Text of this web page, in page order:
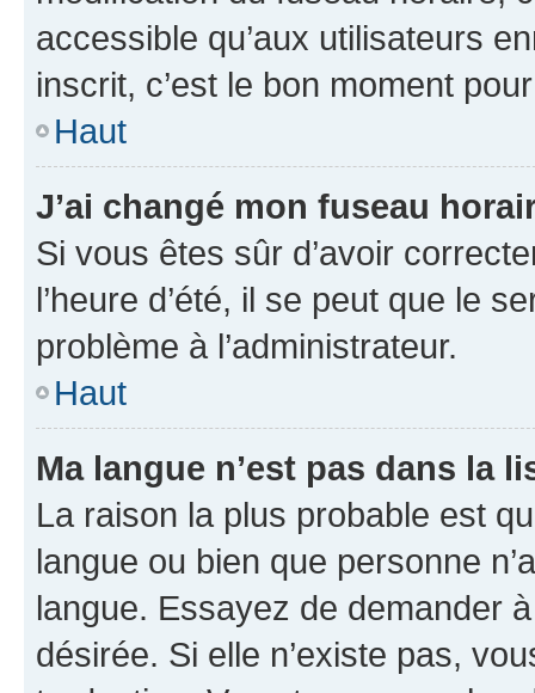
accessible qu’aux utilisateurs
inscrit, c’est le bon moment
Haut
J’ai changé mon fuseau
Si vous êtes sûr d’avoir
l’heure d’été, il se peut que le
problème à l’administrateur.
Haut
Ma langue n’est pas dans la
La raison la plus probable est
langue ou bien que personne
langue. Essayez de demander
désirée. Si elle n’existe pas,